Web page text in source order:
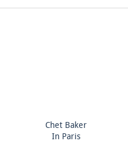
Chet Baker
In Paris